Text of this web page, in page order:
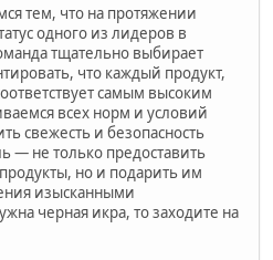
тем, что на протяжении
одного из лидеров в
тщательно выбирает
что каждый продукт,
самым высоким
всех норм и условий
свежесть и безопасность
— не только предоставить
но и подарить им
изысканными
черная икра, то заходите на